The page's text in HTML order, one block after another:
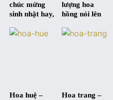
chúc mừng
sinh nhật hay,
Happy
lượng hoa
hồng nói lên
Hoa huệ –
Hoa trang –